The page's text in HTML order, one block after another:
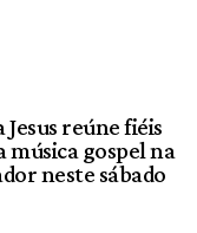
reúne fiéis
música gospel na
neste sábado